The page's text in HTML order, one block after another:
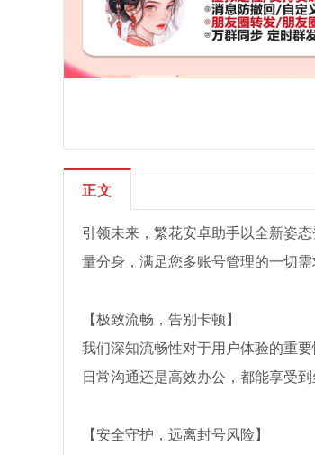
正文
引领未来，繁花安卓助手以全新姿
量分身，满足您多账号管理的一切
【极致流畅，告别卡顿】
我们深知流畅性对于用户体验的重
日常沟通还是高效办公，都能享受
【安全守护，远离封号风险】